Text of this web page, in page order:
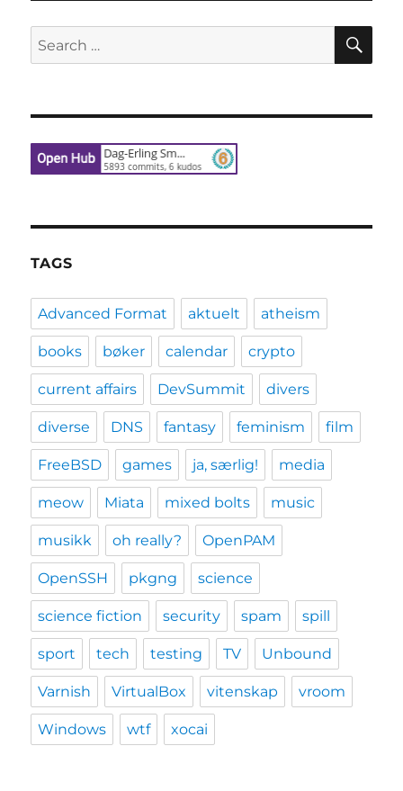
Search
for:
TAGS
Advanced Format aktuelt atheism
books bøker calendar crypto
current affairs DevSummit divers
diverse DNS fantasy feminism film
FreeBSD games ja, særlig! media
meow Miata mixed bolts music
musikk oh really? OpenPAM
OpenSSH pkgng science
science fiction security spam spill
sport tech testing TV Unbound
Varnish VirtualBox vitenskap vroom
Windows wtf xocai